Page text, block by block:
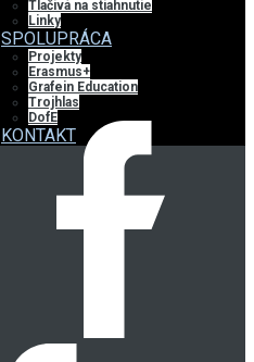
Tlačivá na stiahnutie
Linky
SPOLUPRÁCA
Projekty
Erasmus+
Grafein Education
Trojhlas
DofE
KONTAKT